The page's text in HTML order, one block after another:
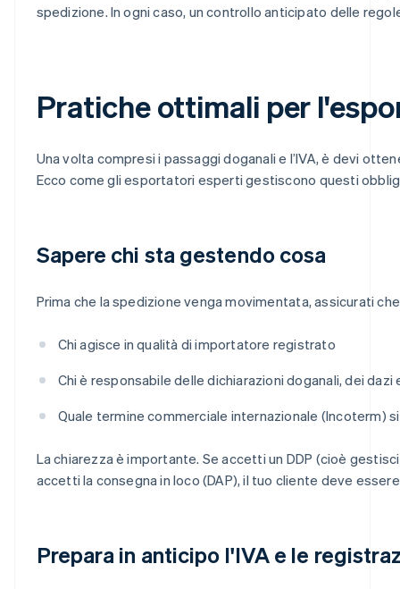
spedizione. In ogni caso, un controllo anticipato delle
Pratiche ottimali per
Una volta compresi i passaggi doganali e l’IVA, è devi
Ecco come gli esportatori esperti gestiscono questi
Sapere chi sta gestendo cosa
Prima che la spedizione venga movimentata, assicurati
Chi agisce in qualità di importatore registrato
Chi è responsabile delle dichiarazioni doganali, dei dazi
Quale termine commerciale internazionale
La chiarezza è importante. Se accetti un DDP (cioè
accetti la consegna in loco (DAP), il tuo cliente deve
Prepara in anticipo l'IVA e le